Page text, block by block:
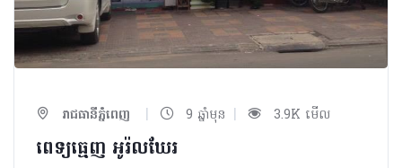
រាជធានីភ្នំពេញ | 9 ឆ្នាំមុន | 3.9K មើល
ពេទ្យធ្មេញ អូរ៉លឃែរ